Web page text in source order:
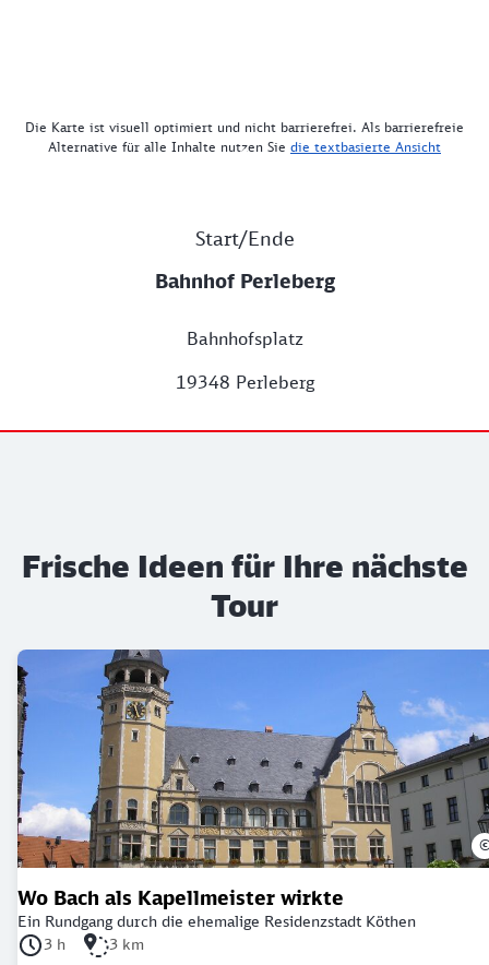
Die Karte ist visuell optimiert und nicht barrierefrei. Als barrierefreie
Alternative für alle Inhalte nutzen Sie die textbasierte Ansicht
Start/Ende
Bahnhof Perleberg
Bahnhofsplatz
19348 Perleberg
Frische Ideen für Ihre nächste
Tour
Wo Bach als Kapellmeister wirkte
Ein Rundgang durch die ehemalige Residenzstadt Köthen
Dauer der Tour: 3 Stunden
3 h Länge der Tour: 3 Kilometer
3 km